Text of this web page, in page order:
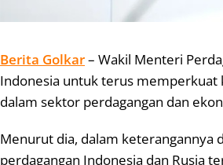
Berita Golkar– Wakil Menteri
Indonesia untuk terus memperkuat
dalam sektor perdagangan dan
Menurut dia, dalam keterangannya
perdagangan Indonesia dan Rusia